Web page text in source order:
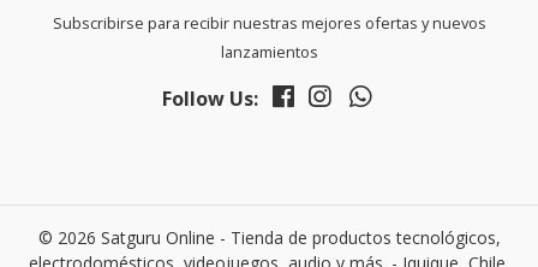
Subscribirse para recibir nuestras mejores ofertas y nuevos
lanzamientos
Follow Us:
© 2026 Satguru Online - Tienda de productos tecnológicos,